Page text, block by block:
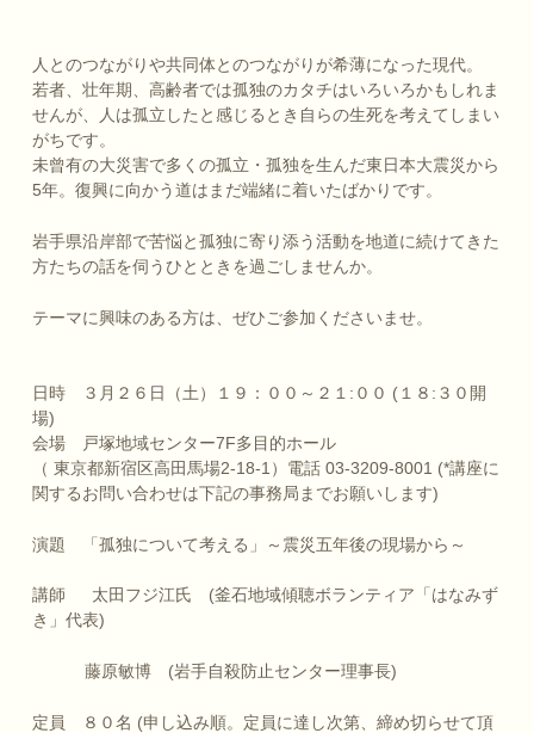
人とのつながりや共同体とのつながりが希薄になった現代。
若者、壮年期、高齢者では孤独のカタチはいろいろかもしれま
せんが、人は孤立したと感じるとき自らの生死を考えてしまい
がちです。
未曾有の大災害で多くの孤立・孤独を生んだ東日本大震災から
5年。復興に向かう道はまだ端緒に着いたばかりです。
岩手県沿岸部で苦悩と孤独に寄り添う活動を地道に続けてきた
方たちの話を伺うひとときを過ごしませんか。
テーマに興味のある方は、ぜひご参加くださいませ。
日時 ３月２６日（土）１９：００～２１:００ (１８:３０開
場)
会場 戸塚地域センター7F多目的ホール
（ 東京都新宿区高田馬場2-18-1）電話 03-3209-8001 (*講座に
関するお問い合わせは下記の事務局までお願いします)
演題 「孤独について考える」～震災五年後の現場から～
講師 太田フジ江氏 (釜石地域傾聴ボランティア「はなみず
き」代表)
藤原敏博 (岩手自殺防止センター理事長)
定員 ８０名 (申し込み順。定員に達し次第、締め切らせて頂